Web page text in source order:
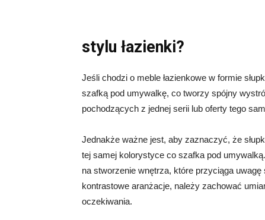
stylu łazienki?
Jeśli chodzi o meble łazienkowe w formie
szafką pod umywalkę, co tworzy spójny
pochodzących z jednej serii lub oferty tego
Jednakże ważne jest, aby zaznaczyć, że
tej samej kolorystyce co szafka pod
na stworzenie wnętrza, które przyciąga
kontrastowe aranżacje, należy zachować
oczekiwania.